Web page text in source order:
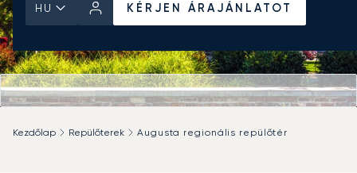
HU KÉRJEN ÁRAJÁNLATOT
Kezdőlap Repülőterek Augusta regionális repülőtér